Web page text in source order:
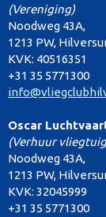
(Vereniging)
Noodweg 43A,
1213 PW,
KVK: 40516351
+31 35 5771300
Oscar
(Verhuur
Noodweg 43A,
1213 PW,
KVK: 32045999
+31 35 5771300